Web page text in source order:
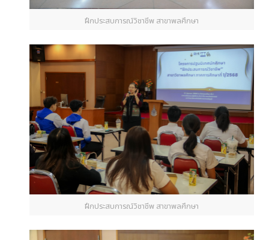
ฝึกประสบการณ์วิชาชีพ สาขาพลศึกษา
ฝึกประสบการณ์วิชาชีพ สาขาพลศึกษา